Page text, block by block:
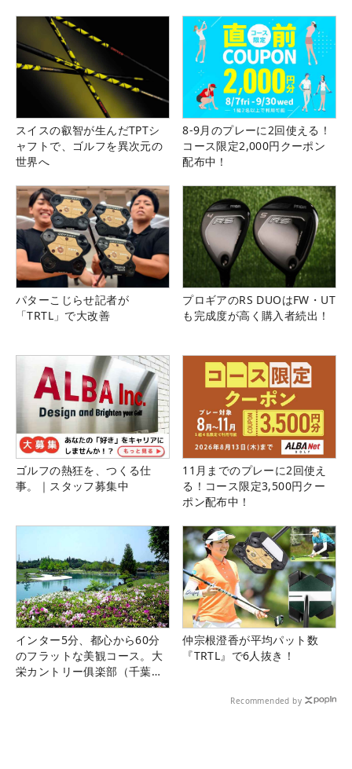
スイスの叡智が生んだTPTシ
ャフトで、ゴルフを異次元の
世界へ
8-9月のプレーに2回使える！
コース限定2,000円クーポン
配布中！
パターこじらせ記者が
「TRTL」で大改善
プロギアのRS DUOはFW・UT
も完成度が高く購入者続出！
ゴルフの熱狂を、つくる仕
事。｜スタッフ募集中
11月までのプレーに2回使え
る！コース限定3,500円クー
ポン配布中！
インター5分、都心から60分
のフラットな美観コース。大
栄カントリー俱楽部（千葉
仲宗根澄香が平均パット数
『TRTL』で6人抜き！
Recommended by